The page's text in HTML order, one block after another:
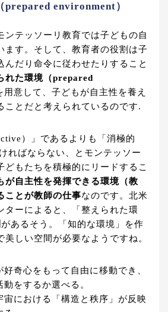
prepared environment）
ンテッソーリ教育では子どもの自
ます。そして、教育者の役割は子
んだり命令に従わせたりすること
れた環境（prepared
用意して、子どもが自主性を養え
ことだと考えられているのです.
）」であるよりも「消極的
ればならない、とモンテッソー
どもたちを積極的にリードするこ
が自主性を発揮できる環境（教
ことが教師の仕事なのです。北米
ターによると、「整えられた環
があるそう。「知的な環境」を作
美しい空間が必要なようですね。
好奇心をもって自由に移動でき、
をするか選べる。
宙における「構造と秩序」が反映